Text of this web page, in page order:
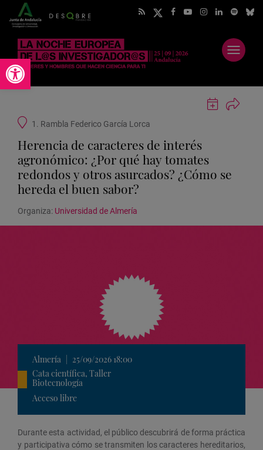
Abrir barra de herramientas
Abrir
menú
Guardar
actividad
Ubicación
la
actividad
1. Rambla Federico García Lorca
Herencia de caracteres de interés
agronómico: ¿Por qué hay tomates
redondos y otros asurcados? ¿Cómo se
hereda el buen sabor?
Organiza: Universidad de Almería
Almería
25/09/2026 18:00
Cata científica, Taller
Biotecnología
Acceso libre
Durante esta actividad, el público descubrirá de forma práctica
y participativa cómo se transmiten los caracteres hereditarios,